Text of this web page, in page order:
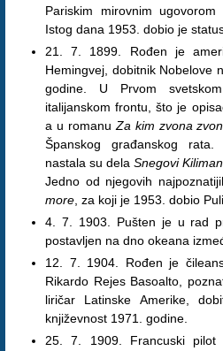
Pariskim mirovnim
Istog dana 1953. dobio je
21. 7. 1899. Rođen je
Hemingvej, dobitnik Nobelove
godine. U Prvom
italijanskom frontu, što je
a u romanu Za kim zvona
Španskog građanskog
nastala su dela Snegovi
Jedno od njegovih
more , za koji je 1953. dobio
4. 7. 1903. Pušten je u rad
postavljen na dno okeana
12. 7. 1904. Rođen je
Rikardo Rejes Basoalto,
liričar Latinske Amerike,
književnost 1971. godine.
25. 7. 1909. Francuski